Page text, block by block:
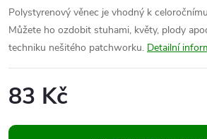
Polystyrenový věnec je vhodný k
Můžete ho ozdobit stuhami, květy, plody
techniku nešitého patchworku. Detailní
83 Kč
cena: